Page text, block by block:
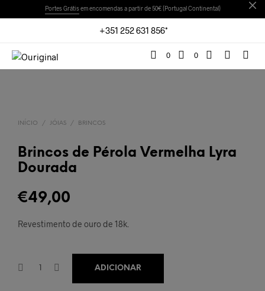
Portes Grátisem encomendas a partir de 50€ (Portugal Continental)
+351 252 631 856*
0 0
INÍCIO / JÓIAS / BRINCOS
Brincos de Pérola Vermelha Lyra
Dourada
€49,00
Revestimento de ouro de 18k.
ADICIONAR